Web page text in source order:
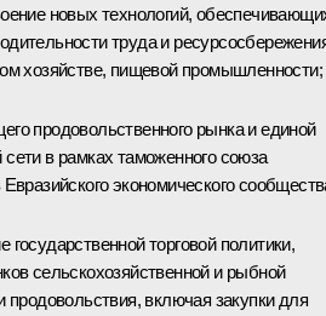
новых технологий,
труда и
хозяйстве, пищевой промышленности;
продовольственного рынка и единой
в рамках таможенного союза
экономического
государственной торговой политики,
сельскохозяйственной и рыбной
продовольствия, включая закупки для